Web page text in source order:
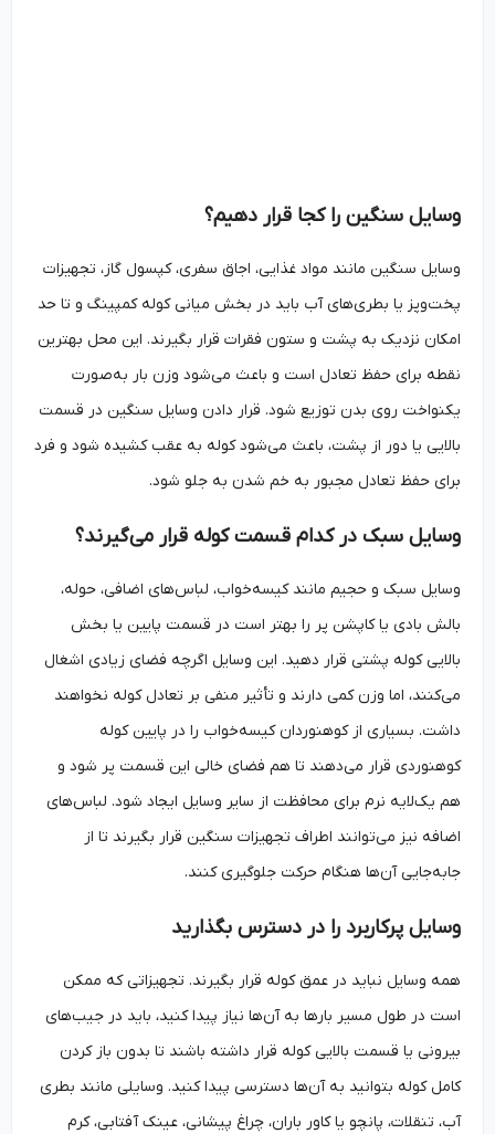
وسایل سنگین را کجا قرار دهیم؟
وسایل سنگین مانند مواد غذایی، اجاق سفری، کپسول گاز، تجهیزات
پخت‌وپز یا بطری‌های آب باید در بخش میانی کوله کمپینگ و تا حد
امکان نزدیک به پشت و ستون فقرات قرار بگیرند. این محل بهترین
نقطه برای حفظ تعادل است و باعث می‌شود وزن بار به‌صورت
یکنواخت روی بدن توزیع شود. قرار دادن وسایل سنگین در قسمت
بالایی یا دور از پشت، باعث می‌شود کوله به عقب کشیده شود و فرد
برای حفظ تعادل مجبور به خم شدن به جلو شود.
وسایل سبک در کدام قسمت کوله قرار می‌گیرند؟
وسایل سبک و حجیم مانند کیسه‌خواب، لباس‌های اضافی، حوله،
بالش بادی یا کاپشن پر را بهتر است در قسمت پایین یا بخش
بالایی کوله پشتی قرار دهید. این وسایل اگرچه فضای زیادی اشغال
می‌کنند، اما وزن کمی دارند و تأثیر منفی بر تعادل کوله نخواهند
داشت. بسیاری از کوهنوردان کیسه‌خواب را در پایین کوله
کوهنوردی قرار می‌دهند تا هم فضای خالی این قسمت پر شود و
هم یک‌لایه نرم برای محافظت از سایر وسایل ایجاد شود. لباس‌های
اضافه نیز می‌توانند اطراف تجهیزات سنگین قرار بگیرند تا از
جابه‌جایی آن‌ها هنگام حرکت جلوگیری کنند.
وسایل پرکاربرد را در دسترس بگذارید
همه وسایل نباید در عمق کوله قرار بگیرند. تجهیزاتی که ممکن
است در طول مسیر بارها به آن‌ها نیاز پیدا کنید، باید در جیب‌های
بیرونی یا قسمت بالایی کوله قرار داشته باشند تا بدون باز کردن
کامل کوله بتوانید به آن‌ها دسترسی پیدا کنید. وسایلی مانند بطری
آب، تنقلات، پانچو یا کاور باران، چراغ پیشانی، عینک آفتابی، کرم